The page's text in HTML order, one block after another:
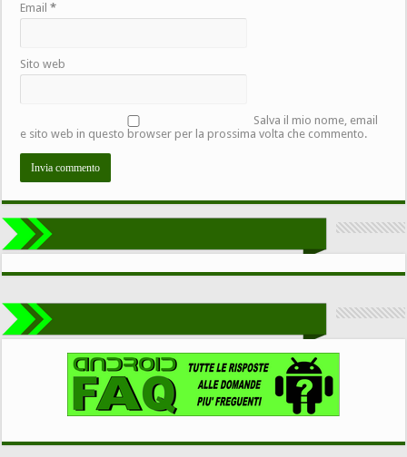
Email*
Sito web
Salva il mio nome, email
e sito web in questo browser per la prossima volta che commento.